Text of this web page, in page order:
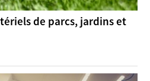
de parcs, jardins et